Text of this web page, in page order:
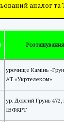
аналог
Розташування
урочище Камінь -
АТ «Укртелеком»
ур. Довгий Грунь
ІВФКРТ